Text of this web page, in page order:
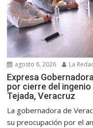
agosto 6, 2026 La
Expresa
por cierre del ingenio
Tejada, Veracruz
La gobernadora de
su preocupación por el